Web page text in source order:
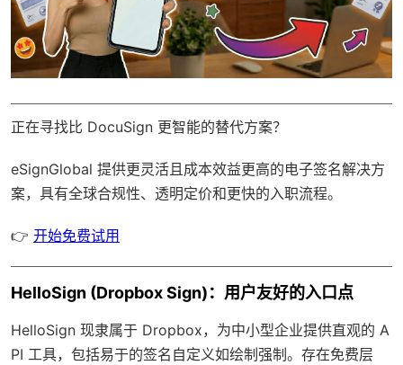
正在寻找比 DocuSign 更智能的替代方案？
eSignGlobal 提供更灵活且成本效益更高的电子签名解决方
案，具有全球合规性、透明定价和更快的入职流程。
👉 开始免费试用
HelloSign (Dropbox Sign)：用户友好的入口点
HelloSign 现隶属于 Dropbox，为中小型企业提供直观的 A
PI 工具，包括易于的签名自定义如绘制强制。存在免费层